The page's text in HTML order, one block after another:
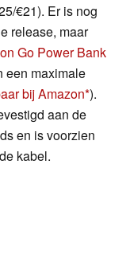
€21). Er is nog
release, maar
Go Power Bank
een maximale
bij Amazon ).
aan de
en is voorzien
kabel.